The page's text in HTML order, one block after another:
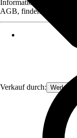
Verkauf durch:
Informationen des
AGB, finden Sie bei